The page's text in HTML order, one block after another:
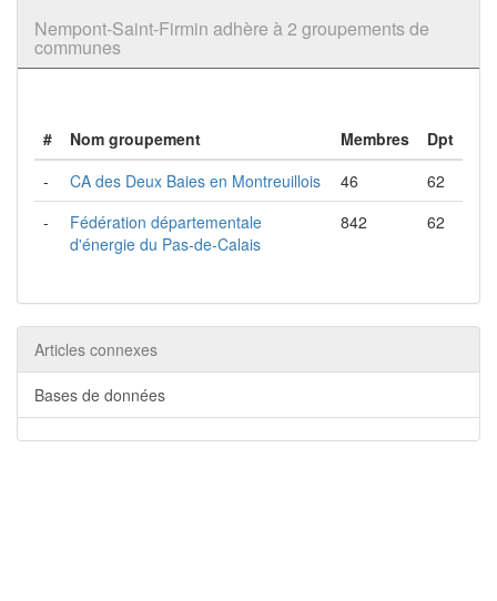
Nempont-Saint-Firmin adhère à 2 groupements de
communes
# Nom groupement Membres
Dpt
-
CA des Deux Baies en Montreuillois 46
62
-
Fédération départementale
d'énergie du Pas-de-Calais
842 62
Articles connexes
Bases de données